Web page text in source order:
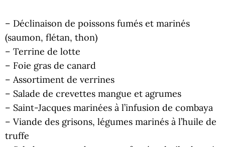
– Déclinaison de poissons fumés et marinés
(saumon, flétan, thon)
– Terrine de lotte
– Foie gras de canard
– Assortiment de verrines
– Salade de crevettes mangue et agrumes
– Saint-Jacques marinées à l’infusion de combaya
– Viande des grisons, légumes marinés à l’huile de
truffe